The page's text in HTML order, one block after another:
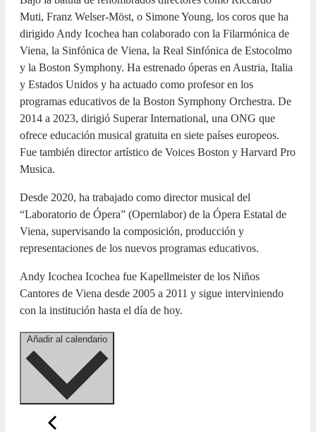
Muti, Franz Welser-Möst, o Simone Young, los coros que ha
dirigido Andy Icochea han colaborado con la Filarmónica de
Viena, la Sinfónica de Viena, la Real Sinfónica de Estocolmo
y la Boston Symphony. Ha estrenado óperas en Austria, Italia
y Estados Unidos y ha actuado como profesor en los
programas educativos de la Boston Symphony Orchestra. De
2014 a 2023, dirigió Superar International, una ONG que
ofrece educación musical gratuita en siete países europeos.
Fue también director artístico de Voices Boston y Harvard Pro
Musica.
Desde 2020, ha trabajado como director musical del
“Laboratorio de Ópera” (Opernlabor) de la Ópera Estatal de
Viena, supervisando la composición, producción y
representaciones de los nuevos programas educativos.
Andy Icochea Icochea fue Kapellmeister de los Niños
Cantores de Viena desde 2005 a 2011 y sigue interviniendo
con la institución hasta el día de hoy.